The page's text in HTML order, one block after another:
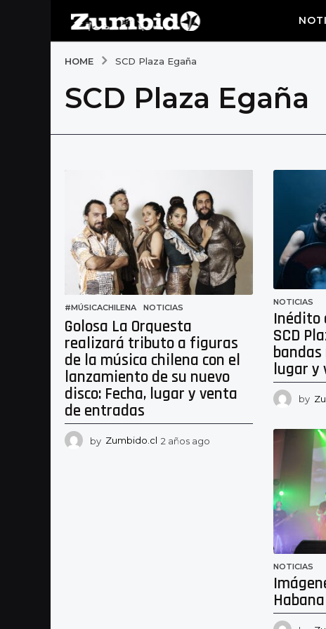
HOME SCD Plaza Egaña
SCD Plaza Egaña
#MÚSICACHILENA ,NOTICIAS
Golosa La Orquesta
realizará tributo a figuras
de la música chilena con el
lanzamiento de su nuevo
disco: Fecha, lugar y venta
de entradas
by Zumbido.cl 2 años ago
NOTICIAS
Inédito
SCD
bandas
lugar y
by
NOTICIAS